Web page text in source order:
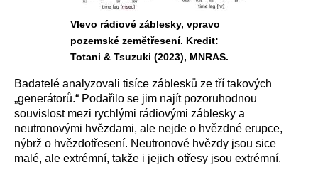
Vlevo rádiové záblesky, vpravo
pozemské zemětřesení. Kredit:
Totani & Tsuzuki (2023), MNRAS.
Badatelé analyzovali tisíce záblesků ze tří takových
„generátorů.“ Podařilo se jim najít pozoruhodnou
souvislost mezi rychlými rádiovými záblesky a
neutronovými hvězdami, ale nejde o hvězdné erupce,
nýbrž o hvězdotřesení. Neutronové hvězdy jsou sice
malé, ale extrémní, takže i jejich otřesy jsou extrémní.